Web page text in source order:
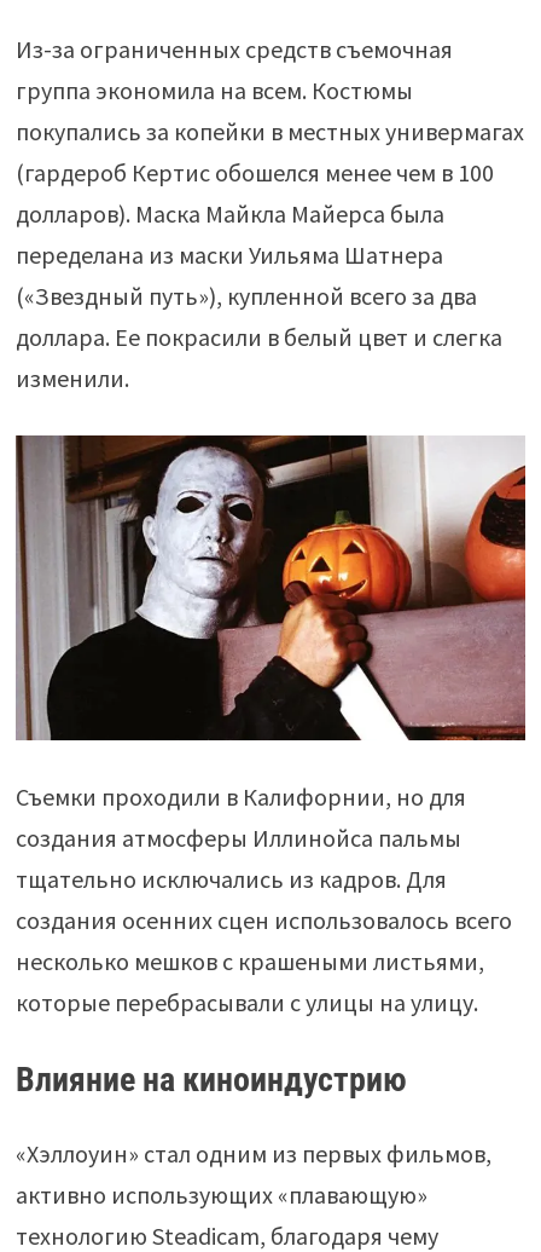
Из-за ограниченных средств съемочная
группа экономила на всем. Костюмы
покупались за копейки в местных универмагах
(гардероб Кертис обошелся менее чем в 100
долларов). Маска Майкла Майерса была
переделана из маски Уильяма Шатнера
(«Звездный путь»), купленной всего за два
доллара. Ее покрасили в белый цвет и слегка
изменили.
Съемки проходили в Калифорнии, но для
создания атмосферы Иллинойса пальмы
тщательно исключались из кадров. Для
создания осенних сцен использовалось всего
несколько мешков с крашеными листьями,
которые перебрасывали с улицы на улицу.
Влияние на киноиндустрию
«Хэллоуин» стал одним из первых фильмов,
активно использующих «плавающую»
технологию Steadicam, благодаря чему